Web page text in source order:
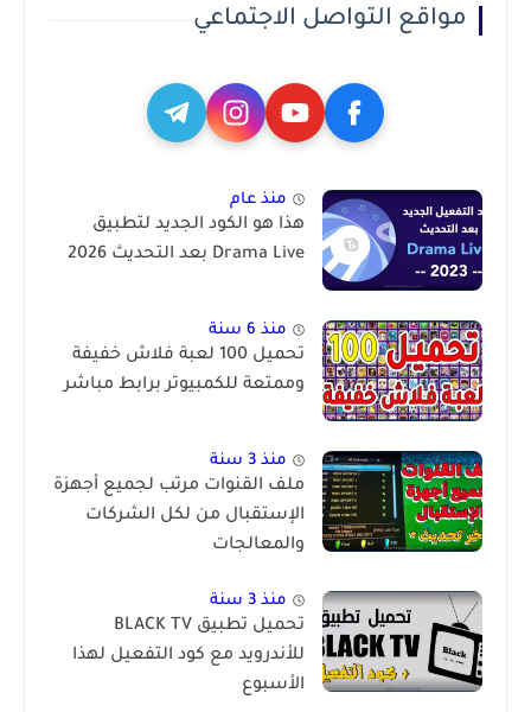
مواقع التواصل الاجتماعي
منذ عام
هذا هو الكود الجديد لتطبيق
Drama Live بعد التحديث 2026
منذ 6 سنة
تحميل 100 لعبة فلاش خفيفة
وممتعة للكمبيوتر برابط مباشر
منذ 3 سنة
ملف القنوات مرتب لجميع أجهزة
الإستقبال من لكل الشركات
والمعالجات
منذ 3 سنة
تحميل تطبيق BLACK TV
للأندرويد مع كود التفعيل لهذا
الأسبوع